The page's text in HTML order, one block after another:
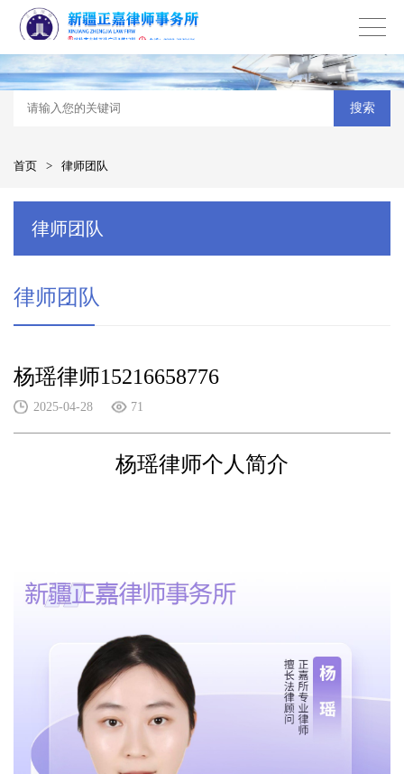
搜索
首页 > 律师团队
律师团队
律师团队
杨瑶律师15216658776
2025-04-28 71
杨瑶律师个人简介